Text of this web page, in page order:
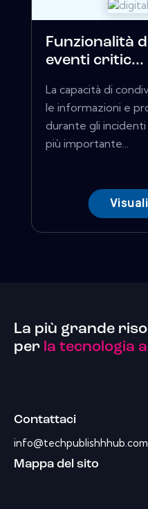
Funzionalità
eventi critic...
La capacità di
le informazioni e
durante gli
più importante...
La più grande
per la tecnologia
Contattaci
info@techpublishhhub.com
Mappa del sito